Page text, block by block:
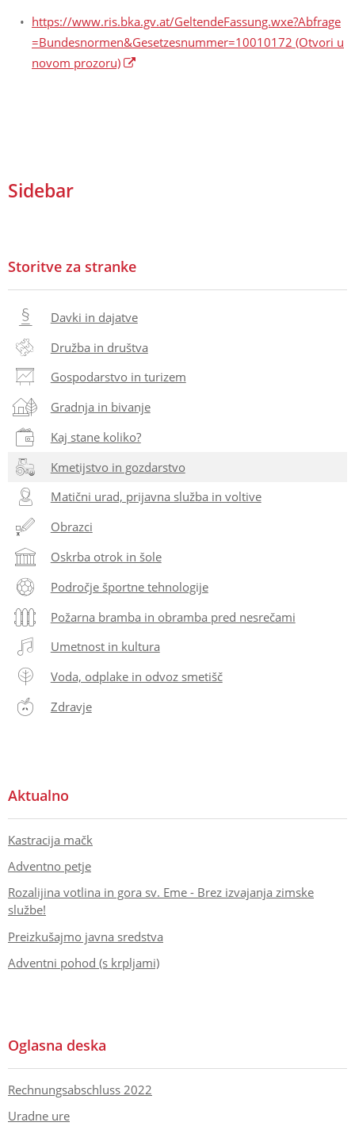
https://www.ris.bka.gv.at/GeltendeFassung.wxe?Abfrage
=Bundesnormen&Gesetzesnummer=10010172 (Otvori u
novom prozoru)
Sidebar
Storitve za stranke
Davki in dajatve
Družba in društva
Gospodarstvo in turizem
Gradnja in bivanje
Kaj stane koliko?
Kmetijstvo in gozdarstvo
Matični urad, prijavna služba in voltive
Obrazci
Oskrba otrok in šole
Področje športne tehnologije
Požarna bramba in obramba pred nesrečami
Umetnost in kultura
Voda, odplake in odvoz smetišč
Zdravje
Aktualno
Kastracija mačk
Adventno petje
Rozalijina votlina in gora sv. Eme - Brez izvajanja zimske
službe!
Preizkušajmo javna sredstva
Adventni pohod (s krpljami)
Oglasna deska
Rechnungsabschluss 2022
Uradne ure